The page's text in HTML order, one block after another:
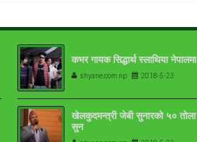
कभर गायक सिद्धार्थ स्लाथिया नेपालमा
shyane.com.np 2018-5-23
खेलकुदमन्त्री जेबी सुनारको ५० तोला
सुन